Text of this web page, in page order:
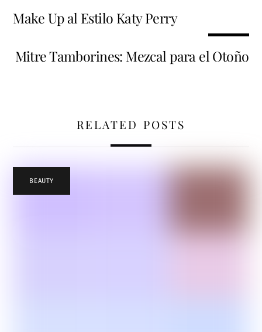
Make Up al Estilo Katy Perry
Mitre Tamborines: Mezcal para el Otoño
RELATED POSTS
BEAUTY